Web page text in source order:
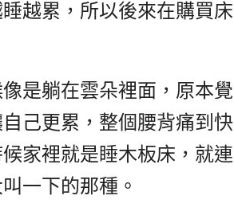
越累，所以後來在購買床
是躺在雲朵裡面，原本覺
己更累，整個腰背痛到快
家裡就是睡木板床，就連
一下的那種。